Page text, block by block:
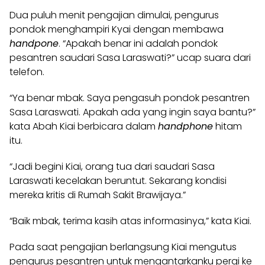
Dua puluh menit pengajian dimulai, pengurus
pondok menghampiri Kyai dengan membawa
handpone. “Apakah benar ini adalah pondok
pesantren saudari Sasa Laraswati?” ucap suara dari
telefon.
“Ya benar mbak. Saya pengasuh pondok pesantren
Sasa Laraswati. Apakah ada yang ingin saya bantu?”
kata Abah Kiai berbicara dalam handphonehitam
itu.
“Jadi begini Kiai, orang tua dari saudari Sasa
Laraswati kecelakan beruntut. Sekarang kondisi
mereka kritis di Rumah Sakit Brawijaya.”
“Baik mbak, terima kasih atas informasinya,” kata Kiai.
Pada saat pengajian berlangsung Kiai mengutus
pengurus pesantren untuk mengantarkanku pergi ke